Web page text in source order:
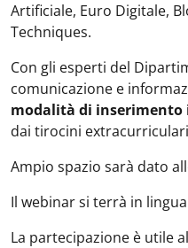
Artificiale, Euro Digitale,
Techniques.
Con gli esperti del
comunicazione e
modalità di inserimento
dai tirocini
Ampio spazio sarà dato
Il webinar si terrà in
La partecipazione è utile